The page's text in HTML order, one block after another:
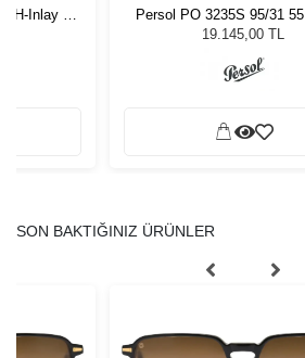
H-Inlay 53-
Persol PO 3235S 95/31 55
Güneş Gözlüğü
19.145,00 TL
SON BAKTIĞINIZ ÜRÜNLER